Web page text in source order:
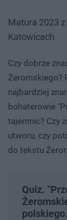
Matura 2023
Katowicach
Czy dobrze
Żeromskiego?
najbardziej
bohaterowie
tajemnic? Czy
utworu, czy
do tekstu
Quiz.